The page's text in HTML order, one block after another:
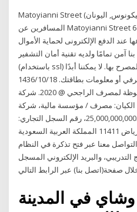
‪Matoyianni Street‬ (مدينة ميكونوس, اليونان): طالع تعليقات وصور
المسافرين عن ‪Matoyianni Street‬ في مدينة ميكونوس، اليونان. 6
عند الدفع الإلكترونى لحماية الأموال
آمن تمامًا ولديه تقنية أمان التشفير
(باستخدام ssl) لمنع الاحتيال والمعاملات غير المصرح بها. لا يمكننا أبدًا
الوصول إلى تفاصيل حسابك المصرفي أو معلومات بطاقتك. 18‏‏/10‏‏/1436
بعد الهجرة جميع الحقوق محفوظة لمصرف الراجحي @ 2020. شركة
الكيان: مصرف / مؤسسة مالية، شركة
سعودية مساهمة برأس مال: 25,000,000,000.00، رقم السجل التجاري:
1010000096، صندوق بريد: 28 الرياض 11411 المملكة العربية السعودية
معنا عبر فتح تذكرة في النظام
والبريد الإلكتروني المسجل
في المدينة